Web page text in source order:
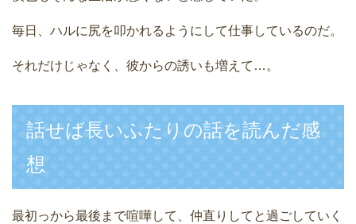
毎日、ハルに尻を叩かれるようにして仕事しているのだ。
それだけじゃなく、彼からの誘いも増えて…。
話せば長いふたりの話を読んだ感
想
最初っから最後まで喧嘩して、仲直りしてと過ごしていく